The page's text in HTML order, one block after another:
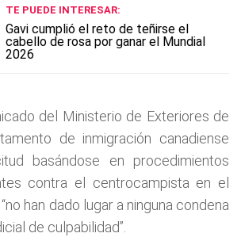
TE PUEDE INTERESAR:
Gavi cumplió el reto de teñirse el
cabello de rosa por ganar el Mundial
2026
del Ministerio de Exteriores de
de inmigración canadiense
basándose en procedimientos
contra el centrocampista en el
han dado lugar a ninguna condena
de culpabilidad”.